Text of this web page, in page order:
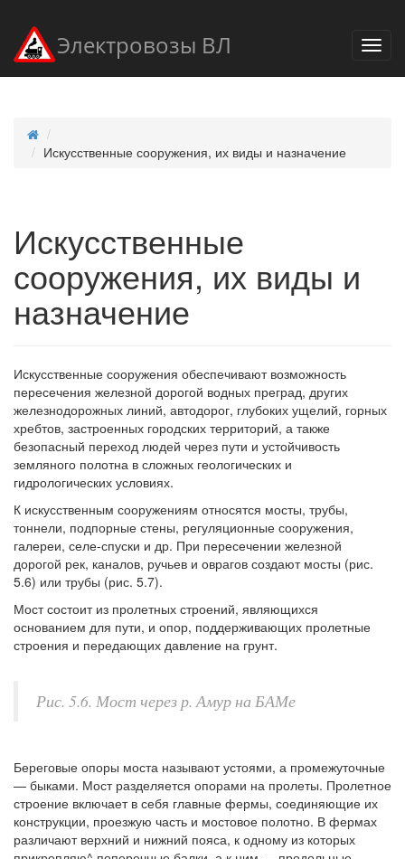
Электровозы ВЛ
Искусственные сооружения, их виды и назначение
Искусственные
сооружения, их виды и
назначение
Искусственные сооружения обеспечивают возможность
пересечения железной дорогой водных преград, других
железнодорожных линий, автодорог, глубоких ущелий, горных
хребтов, застроенных городских территорий, а также
безопасный переход людей через пути и устойчивость
земляного полотна в сложных геологических и
гидрологических условиях.
К искусственным сооружениям относятся мосты, трубы,
тоннели, подпорные стены, регуляционные сооружения,
галереи, селе-спуски и др. При пересечении железной
дорогой рек, каналов, ручьев и оврагов создают мосты (рис.
5.6) или трубы (рис. 5.7).
Мост состоит из пролетных строений, являющихся
основанием для пути, и опор, поддерживающих пролетные
строения и передающих давление на грунт.
Рис. 5.6. Мост через р. Амур на БАМе
Береговые опоры моста называют устоями, а промежуточные
— быками. Мост разделяется опорами на пролеты. Пролетное
строение включает в себя главные фермы, соединяющие их
конструкции, проезжую часть и мостовое полотно. В фермах
различают верхний и нижний пояса, к одному из которых